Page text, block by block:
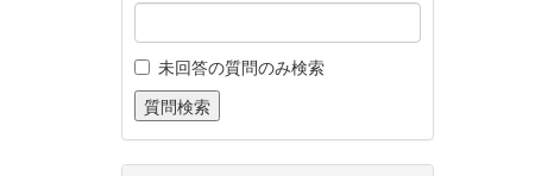
未回答の質問のみ検索